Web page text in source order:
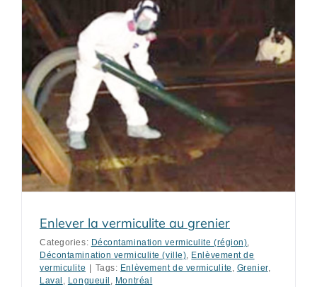
Enlever la vermiculite au grenier
Categories: Décontamination vermiculite (région),
Décontamination vermiculite (ville), Enlèvement de
vermiculite
Tags: Enlèvement de vermiculite , Grenier,
Laval , Longueuil , Montréal